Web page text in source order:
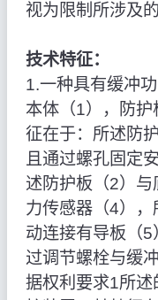
视为限制所涉及
技术特征：
1.一种具有缓冲
本体（1），防
征在于：所述防
且通过螺孔固定
述防护板（2）
力传感器（4）
动连接有导板（
过调节螺栓与缓
据权利要求1所